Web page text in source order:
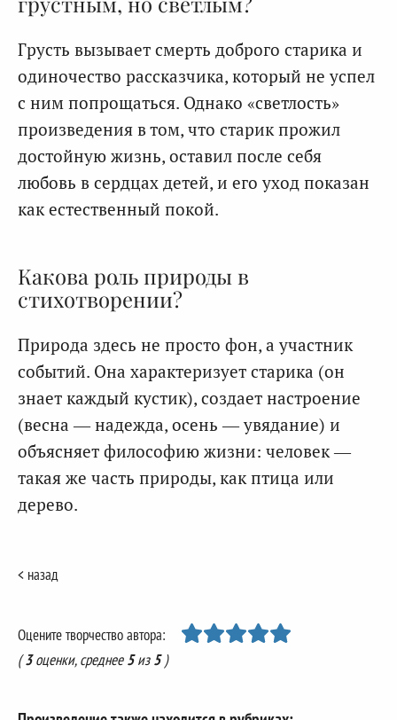
Грусть вызывает смерть доброго старика и
одиночество рассказчика, который не успел
с ним попрощаться. Однако «светлость»
произведения в том, что старик прожил
достойную жизнь, оставил после себя
любовь в сердцах детей, и его уход показан
как естественный покой.
Какова роль природы в
стихотворении?
Природа здесь не просто фон, а участник
событий. Она характеризует старика (он
знает каждый кустик), создает настроение
(весна — надежда, осень — увядание) и
объясняет философию жизни: человек —
такая же часть природы, как птица или
дерево.
< назад
Оцените творчество автора:
(3оценки, среднее5из5)